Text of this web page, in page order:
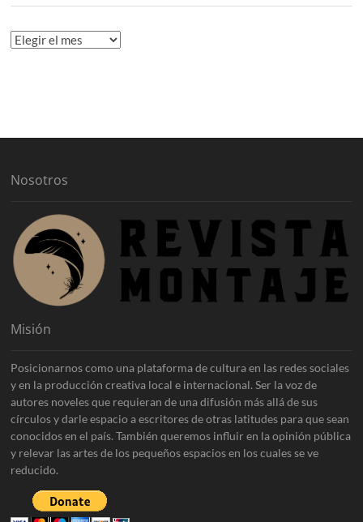
A
Nosotros
Misión
Posicionarnos como una plataforma de cultura en las redes sociales
y en la producción creativa local e internacional. Ser la voz de
autores noveles que requieran de una difusión más allá de sus
círculos y darle espacio a escritores de otras latitudes para que sean
conocidos en el país. También queremos influir en la opinión pública
y relevar las artes de los pequeños espacios en los cuales se ve
reducido.